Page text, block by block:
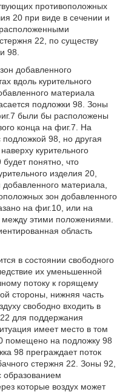
противоположных
20 при виде в сечении и
22, по существу
98.
добавленного
вдоль курительного
материала
подложки 98. Зоны
были бы расположены
конца на фиг.7. На
98, но другая
курительного
понятно, что
изделия 20,
материала,
зон добавленного
на фиг.10, или на
этими положениями.
область
в состоянии свободного
их уменьшенной
потоку к горящему
стороны, нижняя часть
свободно входить в
22 для поддержания
имеет место в том
помещено на подложку 98
98 преграждает поток
стержня 22. Зоны 92,
образованием
которые воздух может